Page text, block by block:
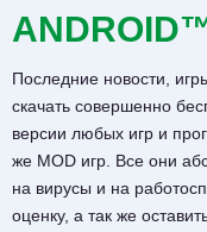
Последние новости,
скачать совершенно
версии любых игр и
же MOD игр. Все они
на вирусы и на
оценку, а так же